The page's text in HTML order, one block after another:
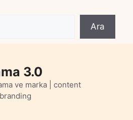
Ara
3.0
ve marka | content